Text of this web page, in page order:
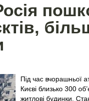
Під час вчорашньої
Києві близько 300
житлові будинки.